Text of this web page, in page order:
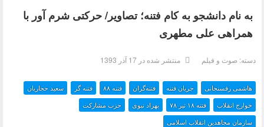
به نام دانشجو به کام فتنه؛ تصاویر/ حرکتی شرم آور با
همراهی علی مطهری
صوت و فیلم منتشر شده در 17 آذر 1393
هاشمی رفسنجانی جریان فتنه فتنه‌گران فتنه ۸۸ فتنه گر سعید حجاریان
سازمان مجاهدین انقلاب اسلامی
حزب مشارکت بهزاد نبوی فتنه ۱۸ تير ۷۸ خوارج انقلاب